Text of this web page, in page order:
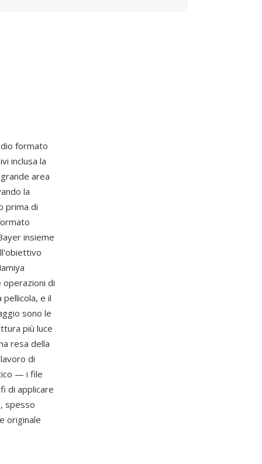
formato
inclusa la
area
la
prima di
insieme
operazioni di
e il
sono le
più luce
resa della
di
— i file
di applicare
spesso
originale